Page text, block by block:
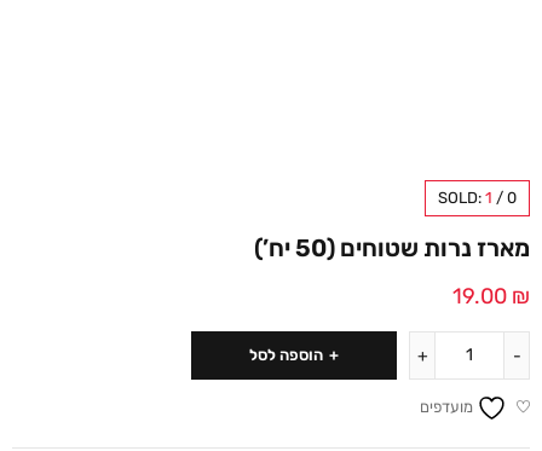
SOLD: 1 / 0
מארז נרות שטוחים (50 יח’)
19.00 ₪
הוספה לסל
מועדפים